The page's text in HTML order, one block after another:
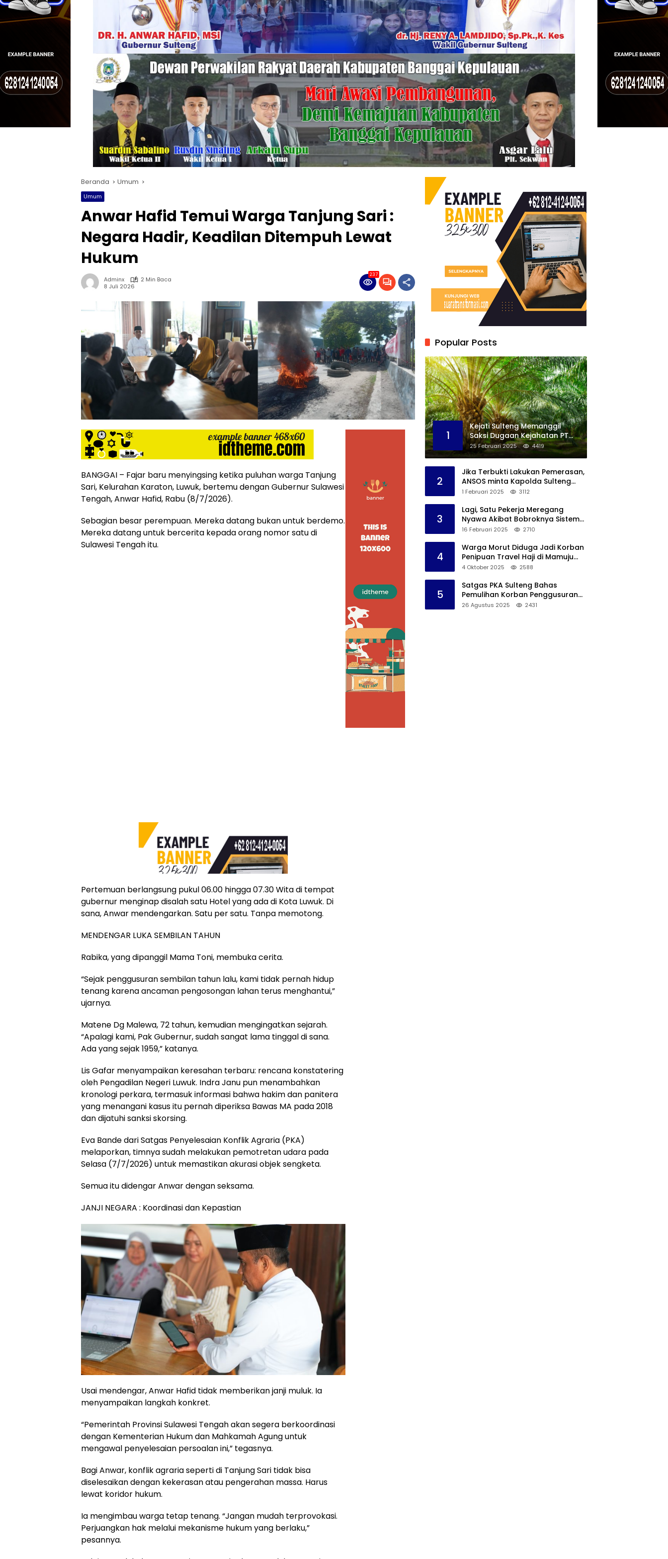
Beranda Umum
Umum
Anwar Hafid Temui Warga Tanjung Sari :
Negara Hadir, Keadilan Ditempuh Lewat
Hukum
Adminx
2 Min Baca
8 Juli 2026
237
BANGGAI – Fajar baru menyingsing ketika puluhan warga Tanjung
Sari, Kelurahan Karaton, Luwuk, bertemu dengan Gubernur Sulawesi
Tengah, Anwar Hafid, Rabu (8/7/2026).
Sebagian besar perempuan. Mereka datang bukan untuk berdemo.
Mereka datang untuk bercerita kepada orang nomor satu di
Sulawesi Tengah itu.
Pertemuan berlangsung pukul 06.00 hingga 07.30 Wita di tempat
gubernur menginap disalah satu Hotel yang ada di Kota Luwuk. Di
sana, Anwar mendengarkan. Satu per satu. Tanpa memotong.
MENDENGAR LUKA SEMBILAN TAHUN
Rabika, yang dipanggil Mama Toni, membuka cerita.
“Sejak penggusuran sembilan tahun lalu, kami tidak pernah hidup
tenang karena ancaman pengosongan lahan terus menghantui,”
ujarnya.
Matene Dg Malewa, 72 tahun, kemudian mengingatkan sejarah.
“Apalagi kami, Pak Gubernur, sudah sangat lama tinggal di sana.
Ada yang sejak 1959,” katanya.
Lis Gafar menyampaikan keresahan terbaru: rencana konstatering
oleh Pengadilan Negeri Luwuk. Indra Janu pun menambahkan
kronologi perkara, termasuk informasi bahwa hakim dan panitera
yang menangani kasus itu pernah diperiksa Bawas MA pada 2018
dan dijatuhi sanksi skorsing.
Eva Bande dari Satgas Penyelesaian Konflik Agraria (PKA)
melaporkan, timnya sudah melakukan pemotretan udara pada
Selasa (7/7/2026) untuk memastikan akurasi objek sengketa.
Semua itu didengar Anwar dengan seksama.
JANJI NEGARA : Koordinasi dan Kepastian
Usai mendengar, Anwar Hafid tidak memberikan janji muluk. Ia
menyampaikan langkah konkret.
“Pemerintah Provinsi Sulawesi Tengah akan segera berkoordinasi
dengan Kementerian Hukum dan Mahkamah Agung untuk
mengawal penyelesaian persoalan ini,” tegasnya.
Bagi Anwar, konflik agraria seperti di Tanjung Sari tidak bisa
diselesaikan dengan kekerasan atau pengerahan massa. Harus
lewat koridor hukum.
Ia mengimbau warga tetap tenang. “Jangan mudah terprovokasi.
Perjuangkan hak melalui mekanisme hukum yang berlaku,”
pesannya.
Popular Posts
1
Kejati Sulteng Memanggil
Saksi Dugaan Kejahatan PT
KLS Dalam Tata Kelola
Perkebunan Sawit Di Banggai
25 Februari 2025 4419
2
Jika Terbukti Lakukan Pemerasan,
ANSOS minta Kapolda Sulteng
Copot Kapolres Bangkep
1 Februari 2025 3112
3
Lagi, Satu Pekerja Meregang
Nyawa Akibat Bobroknya Sistem
K3 PT IMIP, Serikat Pekerja Akan
16 Februari 2025 2710
4
Warga Morut Diduga Jadi Korban
Penipuan Travel Haji di Mamuju
Tengah, Kerugiannya Ditaksir
4 Oktober 2025 2588
5
Satgas PKA Sulteng Bahas
Pemulihan Korban Penggusuran
Tanjung Di Banggai, Angin Segar
26 Agustus 2025 2431